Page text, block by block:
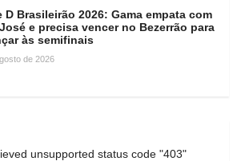
D Brasileirão 2026: Gama empata com
e precisa vencer no Bezerrão para
às semifinais
de 2026
unsupported status code "403"